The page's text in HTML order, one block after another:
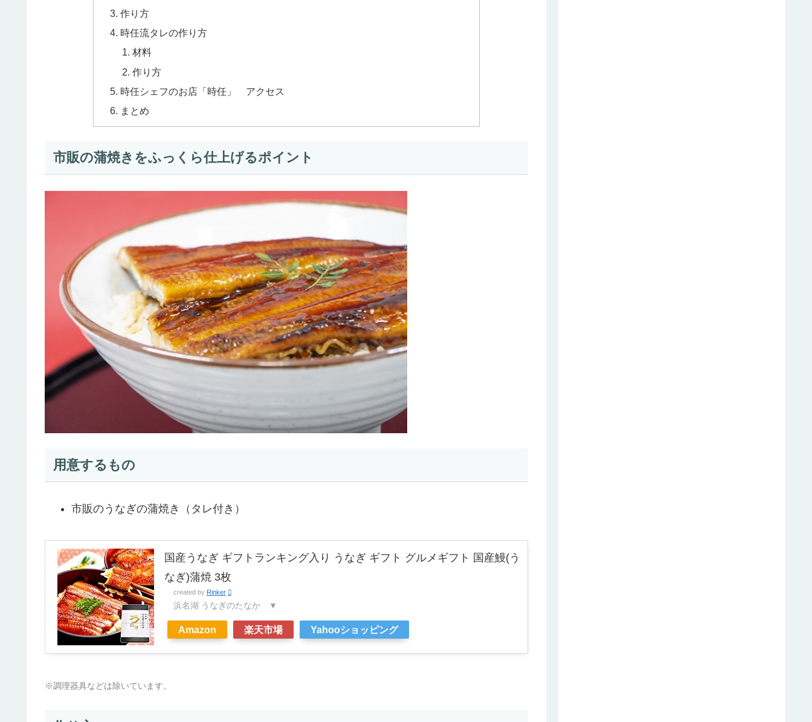
作り方
時任流タレの作り方
材料
作り方
時任シェフのお店「時任」 アクセス
まとめ
市販の蒲焼きをふっくら仕上げるポイント
用意するもの
市販のうなぎの蒲焼き（タレ付き）
国産うなぎ ギフトランキング入り うなぎ ギフト グルメギフト 国産鰻(う
なぎ)蒲焼 3枚
created by Rinker
浜名湖 うなぎのたなか ▼
Amazon 楽天市場 Yahooショッピング
※調理器具などは除いています。